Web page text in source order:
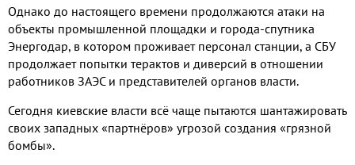
Однако до настоящего времени продолжаются атаки на
объекты промышленной площадки и города-спутника
Энергодар, в котором проживает персонал станции, а СБУ
продолжает попытки терактов и диверсий в отношении
работников ЗАЭС и представителей органов власти.
Сегодня киевские власти всё чаще пытаются шантажировать
своих западных «партнёров» угрозой создания «грязной
бомбы».